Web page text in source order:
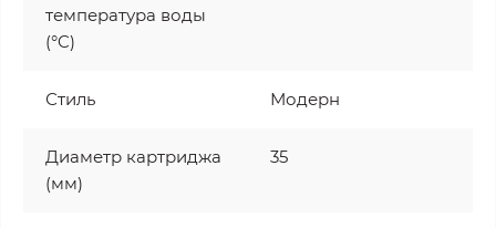
температура воды
(°C)
Стиль Модерн
Диаметр картриджа
(мм)
35